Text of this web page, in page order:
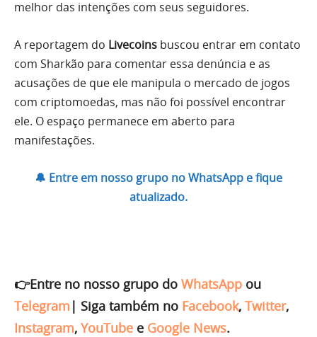
melhor das intenções com seus seguidores.
A reportagem do Livecoins buscou entrar em contato
com Sharkão para comentar essa denúncia e as
acusações de que ele manipula o mercado de jogos
com criptomoedas, mas não foi possível encontrar
ele. O espaço permanece em aberto para
manifestações.
🔔 Entre em nosso grupo no WhatsApp e fique
atualizado.
👉Entre no nosso grupo do WhatsApp ou
Telegram | Siga também no Facebook, Twitter,
Instagram, YouTube e Google News.